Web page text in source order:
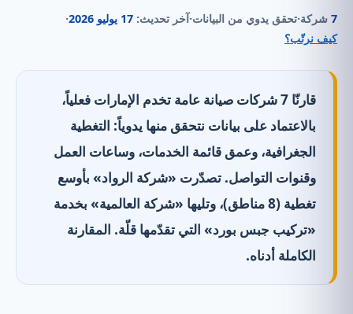
7 شركة·تحقق يدوي من البيانات·آخر تحديث: 17 يوليو 2026
·
كيف نرتّب؟
قارنّا 7 شركات صيانة عامة تخدم الإمارات فعلياً،
بالاعتماد على بيانات نتحقق منها يدوياً: التغطية
الجغرافية، وعمق قائمة الخدمات، وساعات العمل
وقنوات التواصل. تصدّرت «شركة الرواد» بأوسع
تغطية (8 مناطق)، وتليها «شركة العالمية» بخدمة
«تركيب جبس بورد» التي تقدّمها قلّة. المقارنة
الكاملة أدناه.